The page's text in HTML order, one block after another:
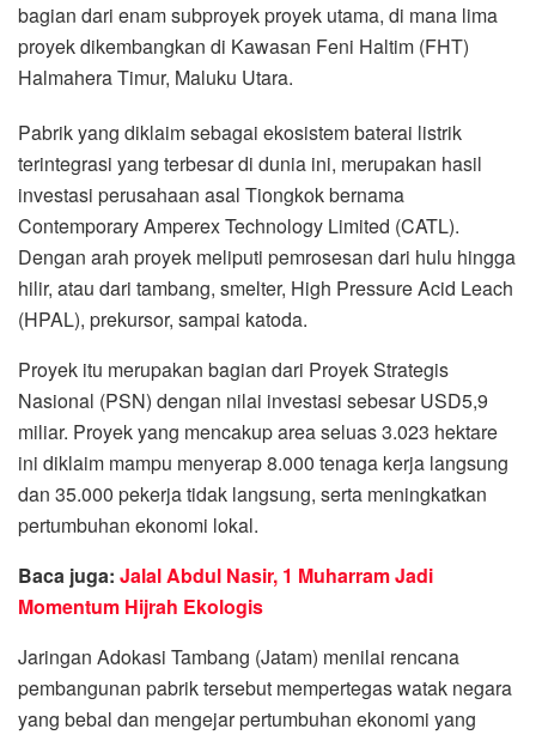
bagian dari enam subproyek proyek utama, di mana lima
proyek dikembangkan di Kawasan Feni Haltim (FHT)
Halmahera Timur, Maluku Utara.
Pabrik yang diklaim sebagai ekosistem baterai listrik
terintegrasi yang terbesar di dunia ini, merupakan hasil
investasi perusahaan asal Tiongkok bernama
Contemporary Amperex Technology Limited (CATL).
Dengan arah proyek meliputi pemrosesan dari hulu hingga
hilir, atau dari tambang, smelter, High Pressure Acid Leach
(HPAL), prekursor, sampai katoda.
Proyek itu merupakan bagian dari Proyek Strategis
Nasional (PSN) dengan nilai investasi sebesar USD5,9
miliar. Proyek yang mencakup area seluas 3.023 hektare
ini diklaim mampu menyerap 8.000 tenaga kerja langsung
dan 35.000 pekerja tidak langsung, serta meningkatkan
pertumbuhan ekonomi lokal.
Baca juga: Jalal Abdul Nasir, 1 Muharram Jadi
Momentum Hijrah Ekologis
Jaringan Adokasi Tambang (Jatam) menilai rencana
pembangunan pabrik tersebut mempertegas watak negara
yang bebal dan mengejar pertumbuhan ekonomi yang